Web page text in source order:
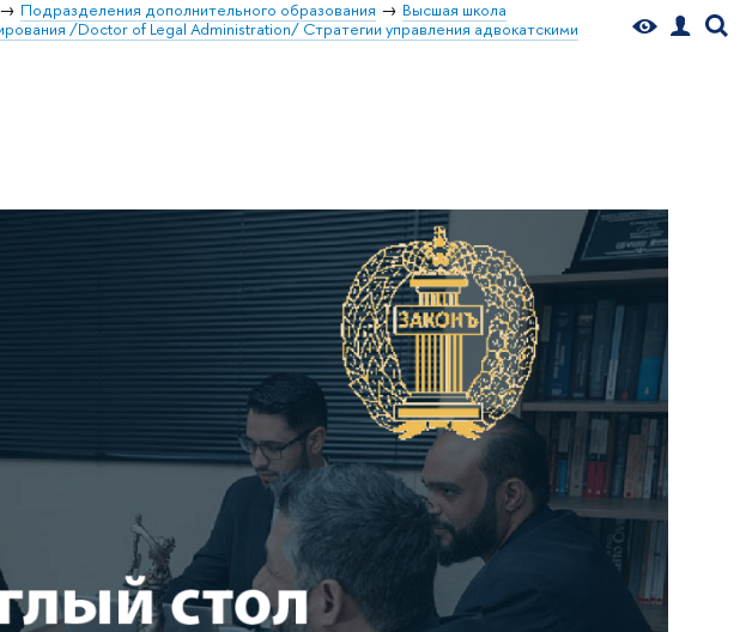
Подразделения дополнительного образования
Высшая школа
/Doctor of Legal Administration/ Стратегии управления адвокатскими